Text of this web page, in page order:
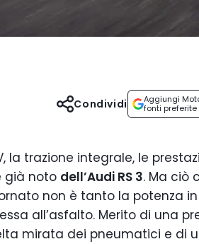
Aggiungi
fonti
Condividi
la trazione integrale, le
già noto dell’Audi RS 3. Ma ciò
non è tanto la potenza in
all’asfalto. Merito di una
mirata dei pneumatici e di